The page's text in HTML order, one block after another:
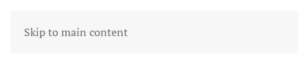
Skip to main content